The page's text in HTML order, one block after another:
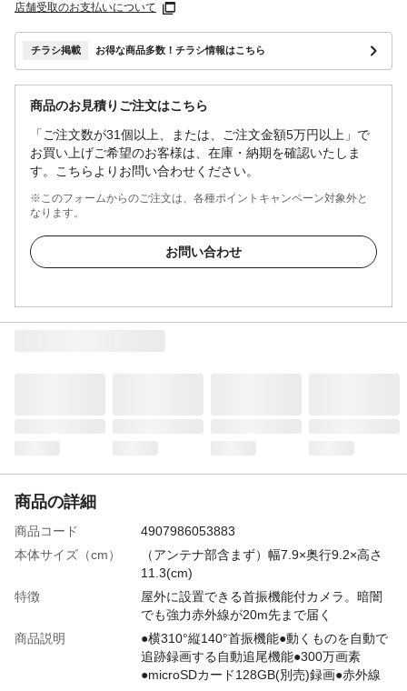
店舗受取のお支払いについて
チラシ掲載 お得な商品多数！チラシ情報はこちら
商品のお見積りご注文はこちら
「ご注文数が31個以上、または、ご注文金額5万円以上」で
お買い上げご希望のお客様は、在庫・納期を確認いたしま
す。こちらよりお問い合わせください。
※このフォームからのご注文は、各種ポイントキャンペーン対象外と
なります。
お問い合わせ
商品の詳細
商品コード
4907986053883
本体サイズ（cm）
（アンテナ部含まず）幅7.9×奥行9.2×高さ
11.3(cm)
特徴
屋外に設置できる首振機能付カメラ。暗闇
でも強力赤外線が20m先まで届く
商品説明
●横310°縦140°首振機能●動くものを自動で
追跡録画する自動追尾機能●300万画素
●microSDカード128GB(別売)録画●赤外線